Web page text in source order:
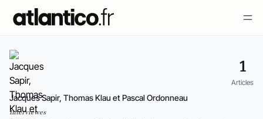
1
Articles
Jacques Sapir, Thomas Klau et Pascal Ordonneau
Interviewes